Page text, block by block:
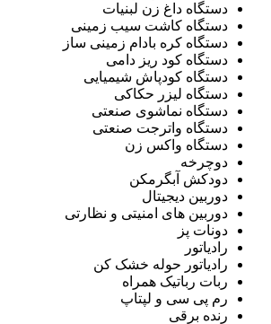
دستگاه داغ زن لبنیات
دستگاه کاشت سیب زمینی
دستگاه کره بادام زمینی ساز
دستگاه کود ریز دامی
دستگاه کودپاش شیمیایی
دستگاه لیزر حکاکی
دستگاه نماشوی صنعتی
دستگاه واترجت صنعتی
دستگاه واکس زن
دوچرخه
دودکش آبگرمکن
دوربین دیجیتال
دوربین های امنیتی و نظارتی
دونات پز
رادیاتور
رادیاتور حوله خشک کن
ربات رباتیک همراه
رم پی سی و لپتاپ
رنده برقی